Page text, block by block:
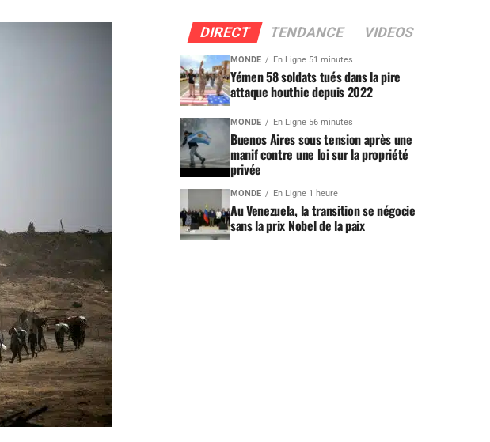
DIRECT TENDANCE VIDEOS
MONDE En Ligne 51 minutes
Yémen 58 soldats tués dans la pire
attaque houthie depuis 2022
MONDE En Ligne 56 minutes
Buenos Aires sous tension après une
manif contre une loi sur la propriété
privée
MONDE En Ligne 1 heure
Au Venezuela, la transition se négocie
sans la prix Nobel de la paix